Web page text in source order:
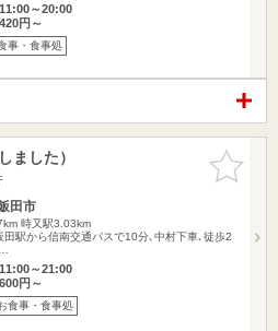
～20:00
円～
事・食事処
お気に入
りに追加
ました）
田市
時又駅3.03km
田駅から信南交通バスで10分､中村下車､徒歩2
～21:00
円～
食事・食事処